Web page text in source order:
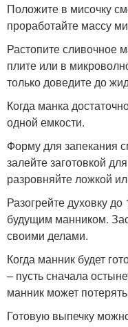
Положите в мисочку
проработайте массу
Растопите сливочное
плите или в
только доведите до
Когда манка
одной емкости.
Форму для запекания
залейте заготовкой
разровняйте ложкой
Разогрейте духовку
будущим манником.
своими делами.
Когда манник будет
– пусть сначала
манник может
Готовую выпечку